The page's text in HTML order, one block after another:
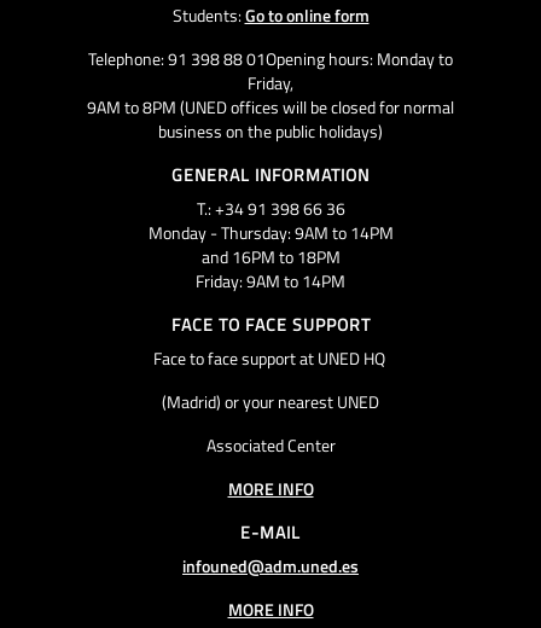
Students:Go to online form
Telephone: 91 398 88 01Opening hours: Monday to
Friday,
9AM to 8PM (UNED offices will be closed for normal
business on the public holidays)
GENERAL INFORMATION
T.: +34 91 398 66 36
Monday - Thursday: 9AM to 14PM
and 16PM to 18PM
Friday: 9AM to 14PM
FACE TO FACE SUPPORT
Face to face support at UNED HQ
(Madrid) or your nearest UNED
Associated Center
MORE INFO
E-MAIL
infouned@adm.uned.es
MORE INFO